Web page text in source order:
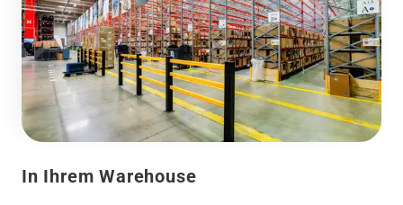
In Ihrem Warehouse